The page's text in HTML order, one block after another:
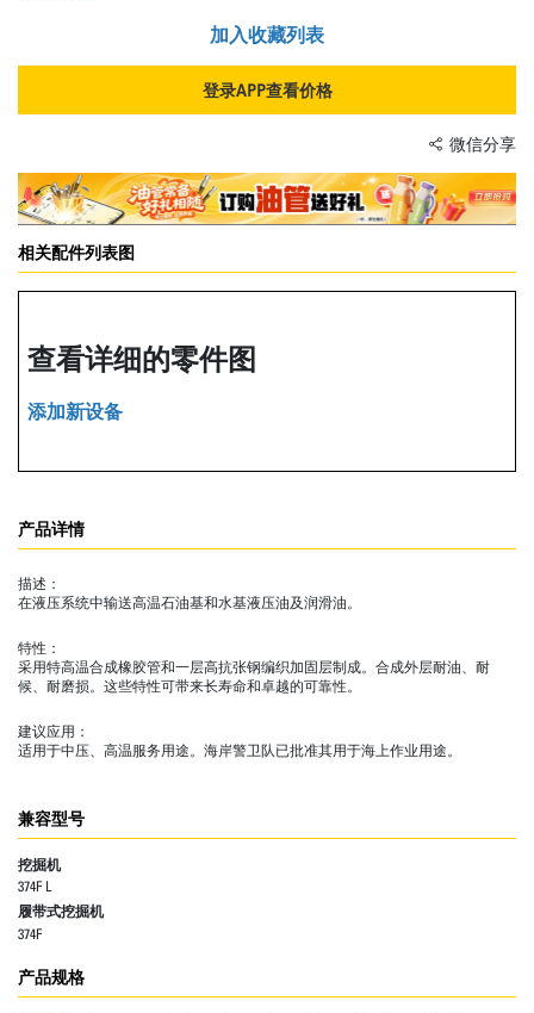
加入收藏列表
登录APP查看价格
微信分享
相关配件列表图
查看详细的零件图
添加新设备
产品详情
描述：
在液压系统中输送高温石油基和水基液压油及润滑油。
特性：
采用特高温合成橡胶管和一层高抗张钢编织加固层制成。合成外层耐油、耐
候、耐磨损。这些特性可带来长寿命和卓越的可靠性。
建议应用：
适用于中压、高温服务用途。海岸警卫队已批准其用于海上作业用途。
兼容型号
挖掘机
374F L
履带式挖掘机
374F
产品规格